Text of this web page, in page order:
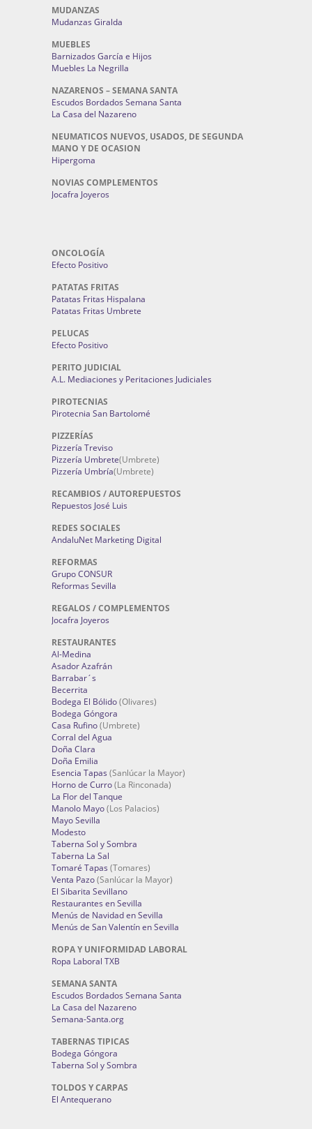
MUDANZAS
Mudanzas Giralda
MUEBLES
Barnizados García e Hijos
Muebles La Negrilla
NAZARENOS – SEMANA SANTA
Escudos Bordados Semana Santa
La Casa del Nazareno
NEUMATICOS NUEVOS, USADOS, DE SEGUNDA
MANO Y DE OCASION
Hipergoma
NOVIAS COMPLEMENTOS
Jocafra Joyeros
ONCOLOGÍA
Efecto Positivo
PATATAS FRITAS
Patatas Fritas Hispalana
Patatas Fritas Umbrete
PELUCAS
Efecto Positivo
PERITO JUDICIAL
A.L. Mediaciones y Peritaciones Judiciales
PIROTECNIAS
Pirotecnia San Bartolomé
PIZZERÍAS
Pizzería Treviso
Pizzería Umbrete(Umbrete)
Pizzería Umbría(Umbrete)
RECAMBIOS / AUTOREPUESTOS
Repuestos José Luis
REDES SOCIALES
AndaluNet Marketing Digital
REFORMAS
Grupo CONSUR
Reformas Sevilla
REGALOS / COMPLEMENTOS
Jocafra Joyeros
RESTAURANTES
Al-Medina
Asador Azafrán
Barrabar´s
Becerrita
Bodega El Bólido(Olivares)
Bodega Góngora
Casa Rufino(Umbrete)
Corral del Agua
Doña Clara
Doña Emilia
Esencia Tapas (Sanlúcar la Mayor)
Horno de Curro(La Rinconada)
La Flor del Tanque
Manolo Mayo(Los Palacios)
Mayo Sevilla
Modesto
Taberna Sol y Sombra
Taberna La Sal
Tomaré Tapas (Tomares)
Venta Pazo(Sanlúcar la Mayor)
El Sibarita Sevillano
Restaurantes en Sevilla
Menús de Navidad en Sevilla
Menús de San Valentín en Sevilla
ROPA Y UNIFORMIDAD LABORAL
Ropa Laboral TXB
SEMANA SANTA
Escudos Bordados Semana Santa
La Casa del Nazareno
Semana-Santa.org
TABERNAS TIPICAS
Bodega Góngora
Taberna Sol y Sombra
TOLDOS Y CARPAS
El Antequerano